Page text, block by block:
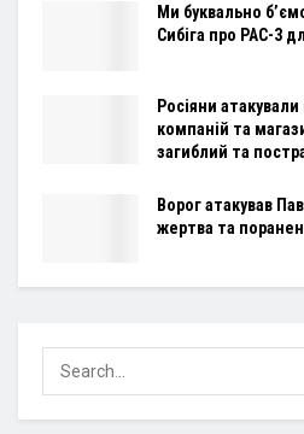
Ми буквально
Сибіга про PAC-3
Росіяни
компаній та
загиблий та
Ворог атакував
жертва та